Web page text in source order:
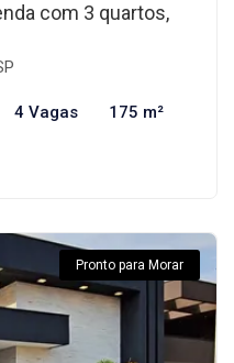
com 3 quartos,
4 Vagas 175 m²
Pronto para Morar